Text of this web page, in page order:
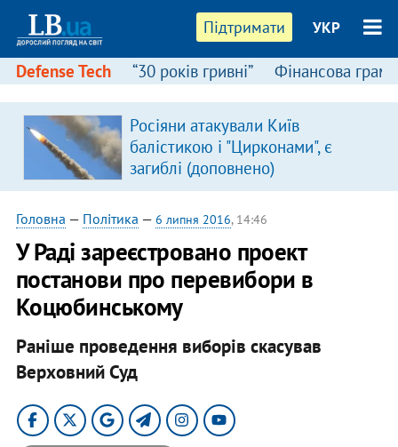
Підтримати УКР
Defense Tech “30 років гривні” Фінансова
Росіяни атакували Київ
балістикою і "Цирконами", є
загиблі (доповнено)
Головна — Політика — 6 липня 2016, 14:46
У Раді зареєстровано проект
постанови про перевибори в
Коцюбинському
Раніше проведення виборів скасував
Верховний Суд